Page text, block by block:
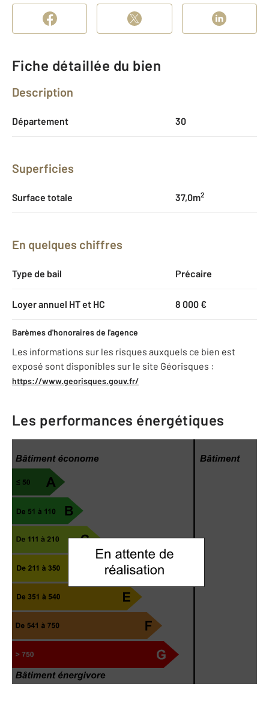
Fiche détaillée du bien
Description
Département 30
Superficies
Surface totale 37,0m2
En quelques chiffres
Type de bail Précaire
Loyer annuel HT et HC 8 000 €
Barèmes d'honoraires de l'agence
Les informations sur les risques auxquels ce bien est
exposé sont disponibles sur le site Géorisques :
https://www.georisques.gouv.fr/
Les performances énergétiques